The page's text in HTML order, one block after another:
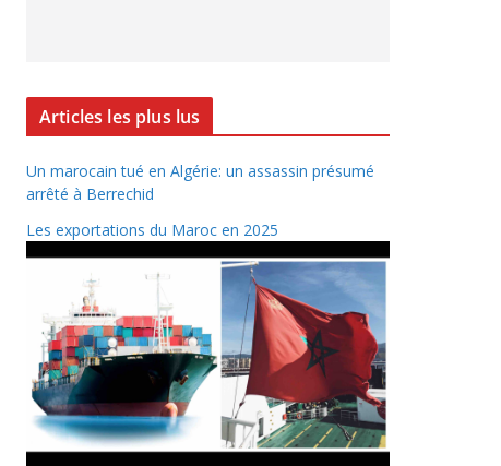
Articles les plus lus
Un marocain tué en Algérie: un assassin présumé
arrêté à Berrechid
Les exportations du Maroc en 2025